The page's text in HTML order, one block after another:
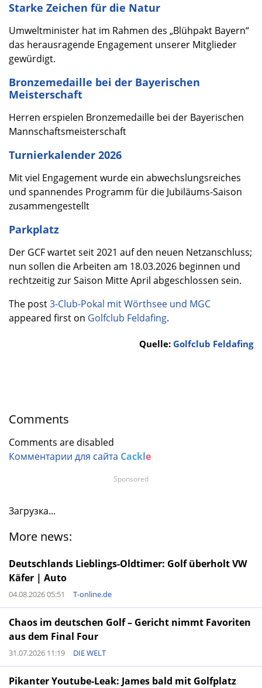
Starke Zeichen für die Natur
Umweltminister hat im Rahmen des „Blühpakt Bayern“
das herausragende Engagement unserer Mitglieder
gewürdigt.
Bronzemedaille bei der Bayerischen
Meisterschaft
Herren erspielen Bronzemedaille bei der Bayerischen
Mannschaftsmeisterschaft
Turnierkalender 2026
Mit viel Engagement wurde ein abwechslungsreiches
und spannendes Programm für die Jubiläums-Saison
zusammengestellt
Parkplatz
Der GCF wartet seit 2021 auf den neuen Netzanschluss;
nun sollen die Arbeiten am 18.03.2026 beginnen und
rechtzeitig zur Saison Mitte April abgeschlossen sein.
The post3-Club-Pokal mit Wörthsee und MGC
appeared first on Golfclub Feldafing.
Quelle: Golfclub Feldafing
Comments
Comments are disabled
Комментарии для сайта Cackle
Загрузка...
More news:
Deutschlands Lieblings-Oldtimer: Golf überholt VW
Käfer | Auto
04.08.2026 05:51 T-online.de
Chaos im deutschen Golf – Gericht nimmt Favoriten
aus dem Final Four
31.07.2026 11:19 DIE WELT
Pikanter Youtube-Leak: James bald mit Golfplatz
Sponsored